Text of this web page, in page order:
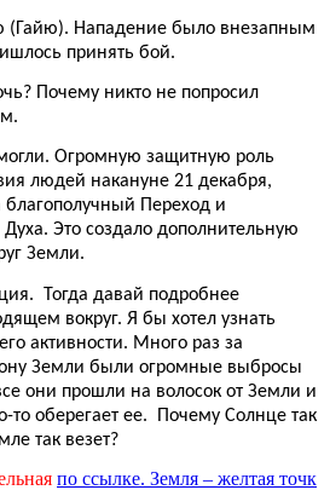
(Гайю). Нападение было внезапным
принять бой.
Почему никто не попросил
Огромную защитную роль
людей накануне 21 декабря,
благополучный Переход и
Это создало дополнительную
Земли.
Тогда давай подробнее
вокруг. Я бы хотел узнать
активности. Много раз за
Земли были огромные выбросы
они прошли на волосок от Земли и
то оберегает ее. Почему Солнце так
так везет?
по ссылке. Земля – желтая точк